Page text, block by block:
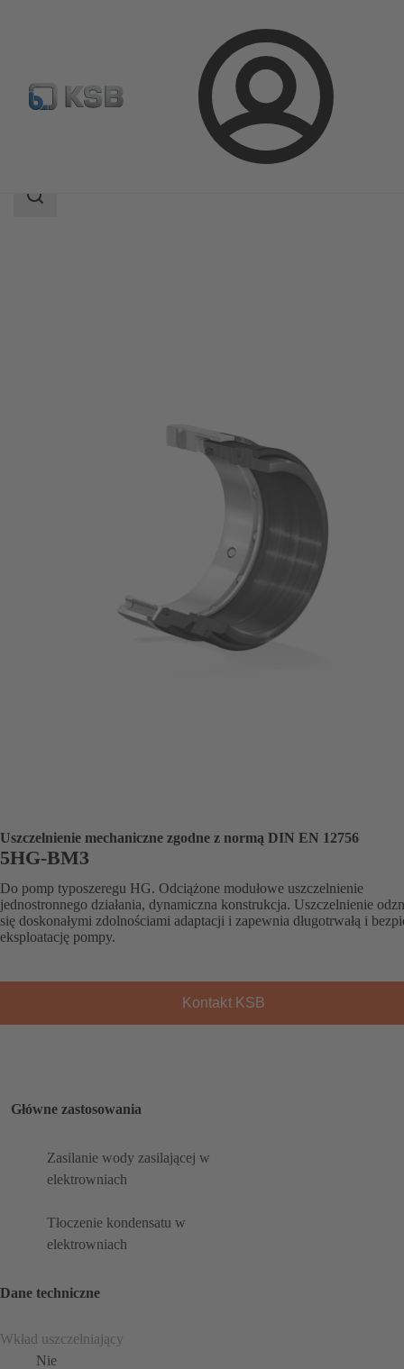
Login
Katalog produktów 5HG-BM3
Zakres
Uszczelnienie mechaniczne zgodne z normą DIN EN 12756
5HG-BM3
Do pomp typoszeregu HG. Odciążone modułowe uszczelnienie
jednostronnego działania, dynamiczna konstrukcja. Uszczelnienie
się doskonałymi zdolnościami adaptacji i zapewnia długotrwałą i
eksploatację pompy.
Kontakt KSB
Główne zastosowania
Zasilanie wody zasilającej w
elektrowniach
Tłoczenie kondensatu w
elektrowniach
Dane techniczne
Wkład uszczelniający
Nie